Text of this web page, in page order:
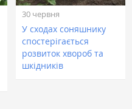
30 червня
У сходах соняшнику
спостерігається
розвиток хвороб та
шкідників